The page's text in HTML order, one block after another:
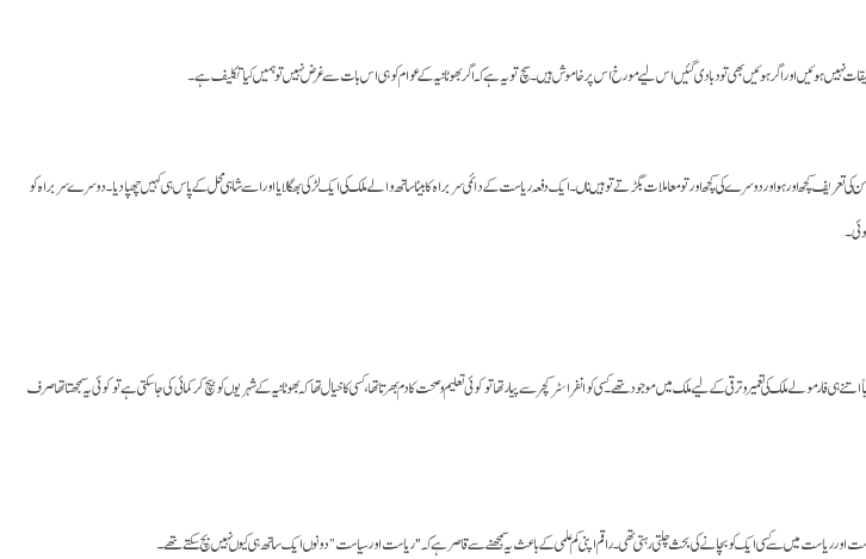
نہیں ہوئیں اور اگر ہوئیں بھی تو دبا دی گئیں اس لیے مورخ اس پر خاموش ہیں۔ سچ تو یہ ہے کہ اگر بھوٹانیہ کے عوام کو ہی اس بات سے غرض نہیں تو ہمیں کیا تکلیف ہے۔
کچھ اور ہو اور دوسرے کی کچھ اور تو معاملات بگڑتے تو ہیں ناں۔ ایک دفعہ ریاست کے دائمی سربراہ کا بیٹا ساتھ والے ملک کی ایک لڑکی بھگا لایا اور اسے شاہی محل کے پاس ہی کہیں چھپا دیا۔ دوسرے سربراہ کو
نازک موڑ پر کھڑا رہتا تھا۔ ریاست کی آبادی لگ بھگ 20 کروڑ سے زیادہ تھی اور اتفاق کی بات ہے کہ تقریباً اتنے ہی فارمولے ملک کی تعمیر و ترقی کے لیے ملک میں موجود تھے۔ کسی کو انفراسٹرکچر سے پیار تھا تو کوئی تعلیم و صحت کا دم بھرتا تھا، کسی کا خیال تھا کہ بھوٹانیہ کے شہریوں کو بیچ کر کمائی کی جاسکتی ہے تو کوئی یہ سمجھتا تھا صرف
ریاست میں سے کسی ایک کو بچانے کی بحث چلتی رہتی تھی۔ راقم اپنی کم علمی کے باعث یہ سمجھنے سے قاصر ہے کہ "ریاست اور سیاست” دونوں ایک ساتھ ہی کیوں نہیں بچ سکتے تھے۔